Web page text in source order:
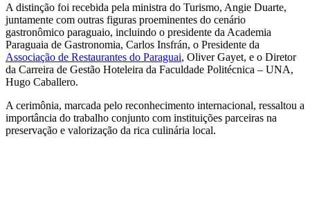
A distinção foi recebida pela ministra do Turismo, Angie Duarte,
juntamente com outras figuras proeminentes do cenário
gastronômico paraguaio, incluindo o presidente da Academia
Paraguaia de Gastronomia, Carlos Insfrán, o Presidente da
Associação de Restaurantes do Paraguai, Oliver Gayet, e o Diretor
da Carreira de Gestão Hoteleira da Faculdade Politécnica – UNA,
Hugo Caballero.
A cerimônia, marcada pelo reconhecimento internacional, ressaltou a
importância do trabalho conjunto com instituições parceiras na
preservação e valorização da rica culinária local.